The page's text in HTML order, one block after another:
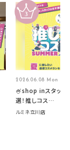
2026.06.08 Mon
🍧shop inスタッフ
選！推しコス
summer2026開催
ルミネ立川店